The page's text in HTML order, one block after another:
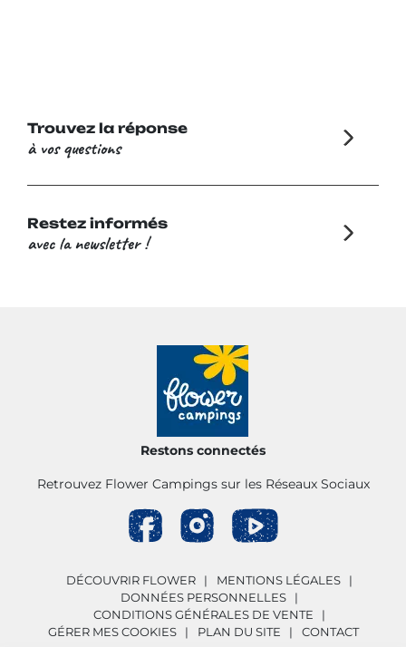
Trouvez la réponse
à vos questions
Restez informés
avec la newsletter !
Restons connectés
Retrouvez Flower Campings sur les Réseaux Sociaux
DÉCOUVRIR FLOWER
MENTIONS LÉGALES
DONNÉES PERSONNELLES
CONDITIONS GÉNÉRALES DE VENTE
GÉRER MES COOKIES
PLAN DU SITE CONTACT